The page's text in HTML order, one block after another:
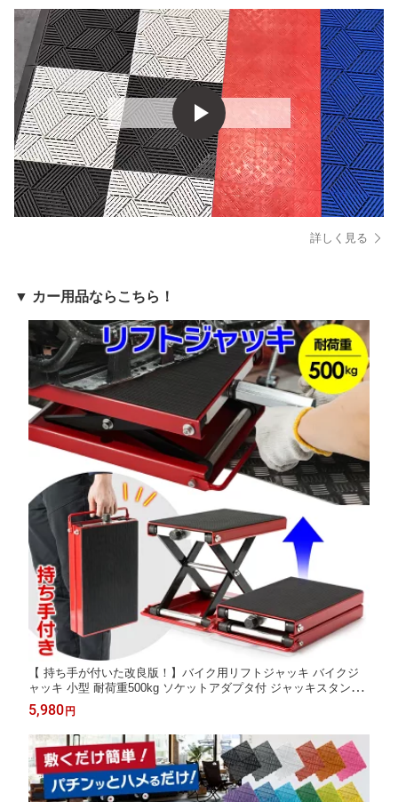
日本語対応 国際特許取得
オートマット 駐車場 マ
ット 野外 屋外対応 車庫
DIY コーナー エッジメス
エンジンブロア ブロア
ガソリン
詳しく見る
▼ カー用品ならこちら！
【 持ち手が付いた改良版！】バイク用リフトジャッキ バイクジ
ャッキ 小型 耐荷重500kg ソケットアダプタ付 ジャッキスタンド
ジャッキスタンド バイク リフト ジャッキ ハーレー フロアジャッ
キ バイクリフト モーターサイクルスタンド 国際規格品
5,980円